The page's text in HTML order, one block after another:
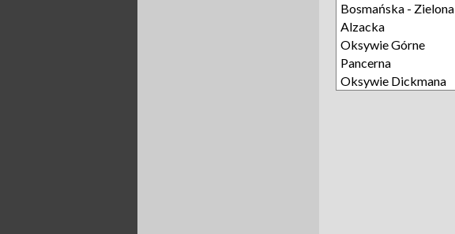
Bosmańska - Zielona
Alzacka
Oksywie Górne
Pancerna
Oksywie Dickmana